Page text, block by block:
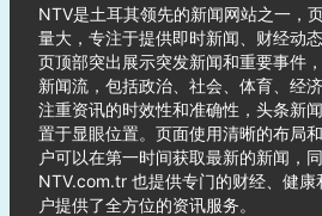
NTV是土耳其领先的新闻网站之一，
量大，专注于提供即时新闻、财经动
页顶部突出展示突发新闻和重要事件
新闻流，包括政治、社会、体育、经
注重资讯的时效性和准确性，头条新
置于显眼位置。页面使用清晰的布局
户可以在第一时间获取最新的新闻，
NTV.com.tr 也提供专门的财经、健康
户提供了全方位的资讯服务。